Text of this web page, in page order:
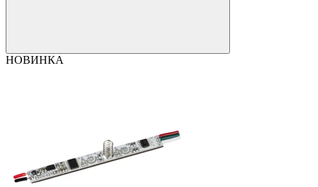
НОВИНКА